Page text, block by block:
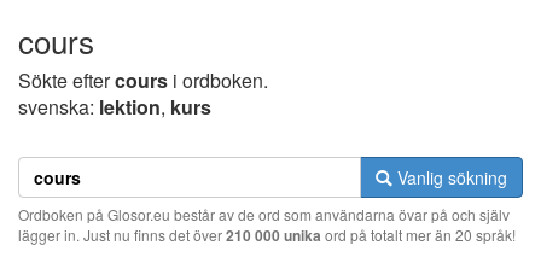
cours
Sökte eftercours i ordboken.
svenska: lektion, kurs
Vanlig sökning
Ordboken på Glosor.eu består av de ord som användarna övar på och själv
lägger in. Just nu finns det över210 000 unika ord på totalt mer än 20 språk!